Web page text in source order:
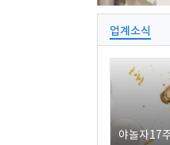
업계소식
야놀자17